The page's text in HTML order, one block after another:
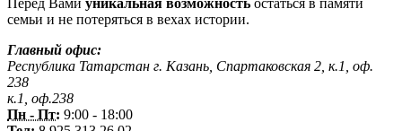
семьи и не потеряться в вехах истории.
Главный офис:
Республика Татарстан г. Казань, Спартаковская 2, к.1, оф.
238
к.1, оф.238
Пн - Пт: 9:00 - 18:00